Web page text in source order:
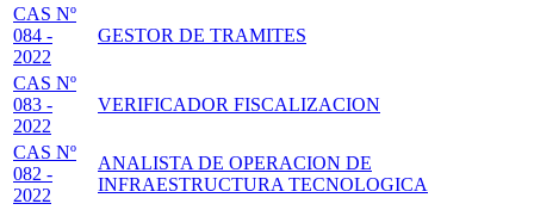
CAS Nº
084 -
2022
GESTOR DE TRAMITES
CAS Nº
083 -
2022
VERIFICADOR FISCALIZACION
CAS Nº
082 -
2022
ANALISTA DE OPERACION DE
INFRAESTRUCTURA TECNOLOGICA